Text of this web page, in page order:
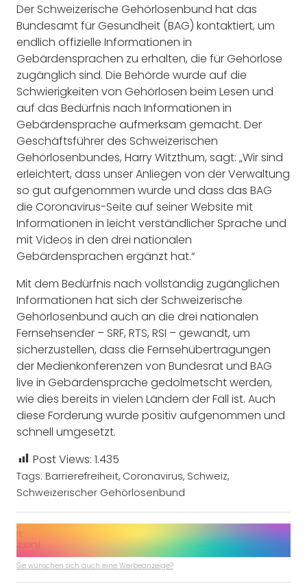
Der Schweizerische Gehörlosenbund hat das
Bundesamt für Gesundheit (BAG) kontaktiert, um
endlich offizielle Informationen in
Gebärdensprachen zu erhalten, die für Gehörlose
zugänglich sind. Die Behörde wurde auf die
Schwierigkeiten von Gehörlosen beim Lesen und
auf das Bedürfnis nach Informationen in
Gebärdensprache aufmerksam gemacht. Der
Geschäftsführer des Schweizerischen
Gehörlosenbundes, Harry Witzthum, sagt: „Wir sind
erleichtert, dass unser Anliegen von der Verwaltung
so gut aufgenommen wurde und dass das BAG
die Coronavirus-Seite auf seiner Website mit
Informationen in leicht verständlicher Sprache und
mit Videos in den drei nationalen
Gebärdensprachen ergänzt hat.“
Mit dem Bedürfnis nach vollständig zugänglichen
Informationen hat sich der Schweizerische
Gehörlosenbund auch an die drei nationalen
Fernsehsender – SRF, RTS, RSI – gewandt, um
sicherzustellen, dass die Fernsehübertragungen
der Medienkonferenzen von Bundesrat und BAG
live in Gebärdensprache gedolmetscht werden,
wie dies bereits in vielen Ländern der Fall ist. Auch
diese Forderung wurde positiv aufgenommen und
schnell umgesetzt.
Post Views: 1.435
Tags: Barrierefreiheit, Coronavirus, Schweiz,
Schweizerischer Gehörlosenbund
Sie wünschen sich auch eine Werbeanzeige?